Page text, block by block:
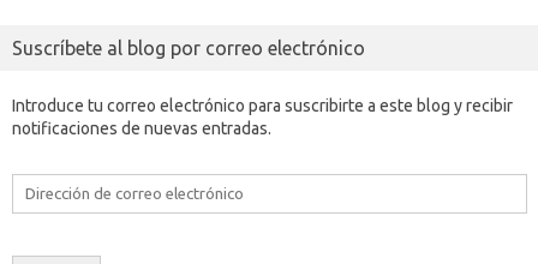
Suscríbete al blog por correo electrónico
Introduce tu correo electrónico para suscribirte a este blog y recibir
notificaciones de nuevas entradas.
Dirección
electrónico